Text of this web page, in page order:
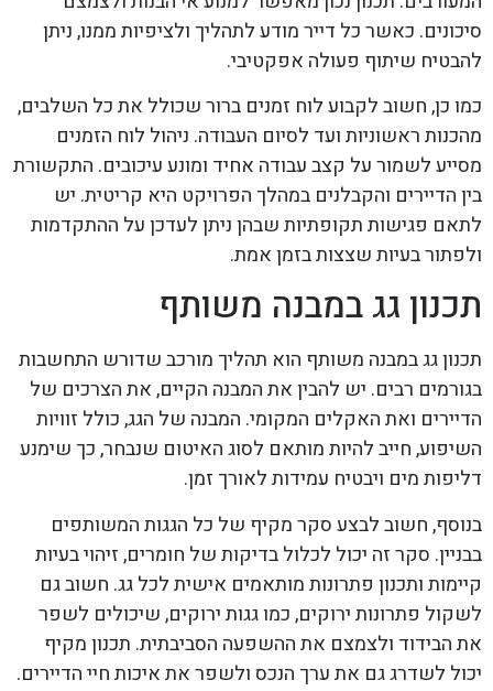
סיכונים. כאשר כל דייר מודע לתהליך ולציפיות ממנו, ניתן
להבטיח שיתוף פעולה אפקטיבי.
כמו כן, חשוב לקבוע לוח זמנים ברור שכולל את כל השלבים,
מהכנות ראשוניות ועד לסיום העבודה. ניהול לוח הזמנים
מסייע לשמור על קצב עבודה אחיד ומונע עיכובים. התקשורת
בין הדיירים והקבלנים במהלך הפרויקט היא קריטית. יש
לתאם פגישות תקופתיות שבהן ניתן לעדכן על ההתקדמות
ולפתור בעיות שצצות בזמן אמת.
תכנון גג במבנה משותף
תכנון גג במבנה משותף הוא תהליך מורכב שדורש התחשבות
בגורמים רבים. יש להבין את המבנה הקיים, את הצרכים של
הדיירים ואת האקלים המקומי. המבנה של הגג, כולל זוויות
השיפוע, חייב להיות מותאם לסוג האיטום שנבחר, כך שימנע
דליפות מים ויבטיח עמידות לאורך זמן.
בנוסף, חשוב לבצע סקר מקיף של כל הגגות המשותפים
בבניין. סקר זה יכול לכלול בדיקות של חומרים, זיהוי בעיות
קיימות ותכנון פתרונות מותאמים אישית לכל גג. חשוב גם
לשקול פתרונות ירוקים, כמו גגות ירוקים, שיכולים לשפר
את הבידוד ולצמצם את ההשפעה הסביבתית. תכנון מקיף
יכול לשדרג גם את ערך הנכס ולשפר את איכות חיי הדיירים.